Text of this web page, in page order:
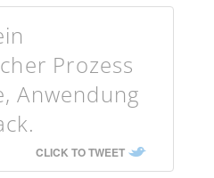
Prozess
Anwendung
CLICK TO TWEET